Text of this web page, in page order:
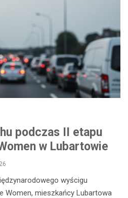
podczas II etapu
w Lubartowie
wyścigu
Women, mieszkańcy Lubartowa